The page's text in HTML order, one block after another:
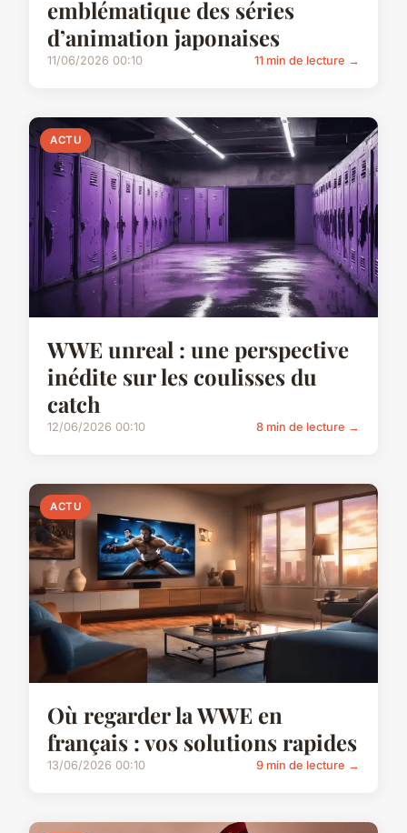
emblématique des séries
d’animation japonaises
11/06/2026 00:10 11 min de lecture →
ACTU
WWE unreal : une perspective
inédite sur les coulisses du
catch
12/06/2026 00:10 8 min de lecture →
ACTU
Où regarder la WWE en
français : vos solutions rapides
13/06/2026 00:10 9 min de lecture →